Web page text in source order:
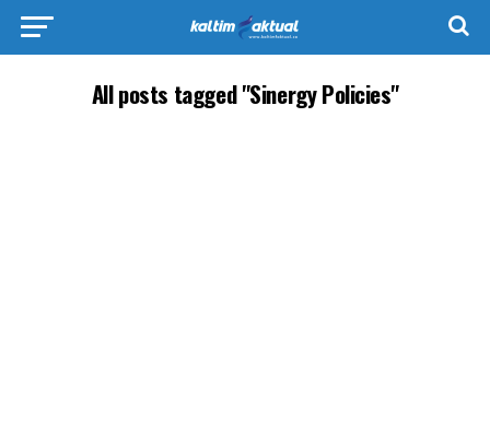
All posts tagged "Sinergy Policies"